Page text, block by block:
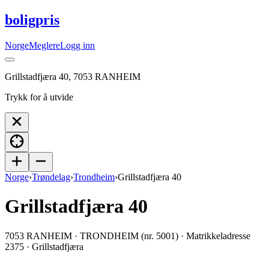
boligpris
NorgeMeglereLogg inn
Grillstadfjæra 40, 7053 RANHEIM
Trykk for å utvide
Norge›Trøndelag›Trondheim›Grillstadfjæra 40
Grillstadfjæra 40
7053 RANHEIM · TRONDHEIM (nr. 5001) · Matrikkeladresse
2375 · Grillstadfjæra